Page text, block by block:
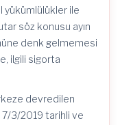
yükümlülükler ile
söz konusu ayın
denk gelmemesi
ilgili sigorta
devredilen
7/3/2019 tarihli ve